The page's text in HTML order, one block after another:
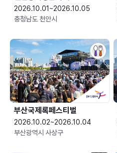
2026.10.01~2026.10.05
충청남도 천안시
부산국제록페스티벌
2026.10.02~2026.10.04
부산광역시 사상구